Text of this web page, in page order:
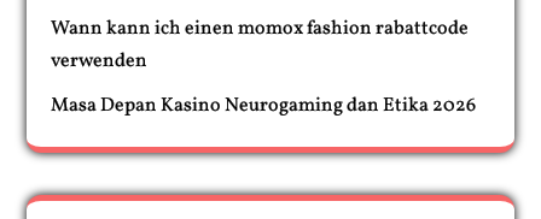
Wann kann ich einen momox fashion rabattcode
verwenden
Masa Depan Kasino Neurogaming dan Etika 2026